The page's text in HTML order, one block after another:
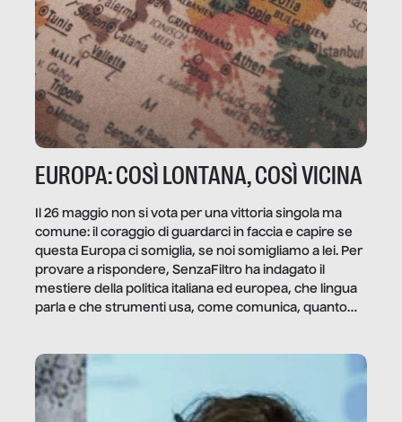
EUROPA: COSÌ LONTANA, COSÌ VICINA
Il 26 maggio non si vota per una vittoria singola ma
comune: il coraggio di guardarci in faccia e capire se
questa Europa ci somiglia, se noi somigliamo a lei. Per
provare a rispondere, SenzaFiltro ha indagato il
mestiere della politica italiana ed europea, che lingua
parla e che strumenti usa, come comunica, quanto